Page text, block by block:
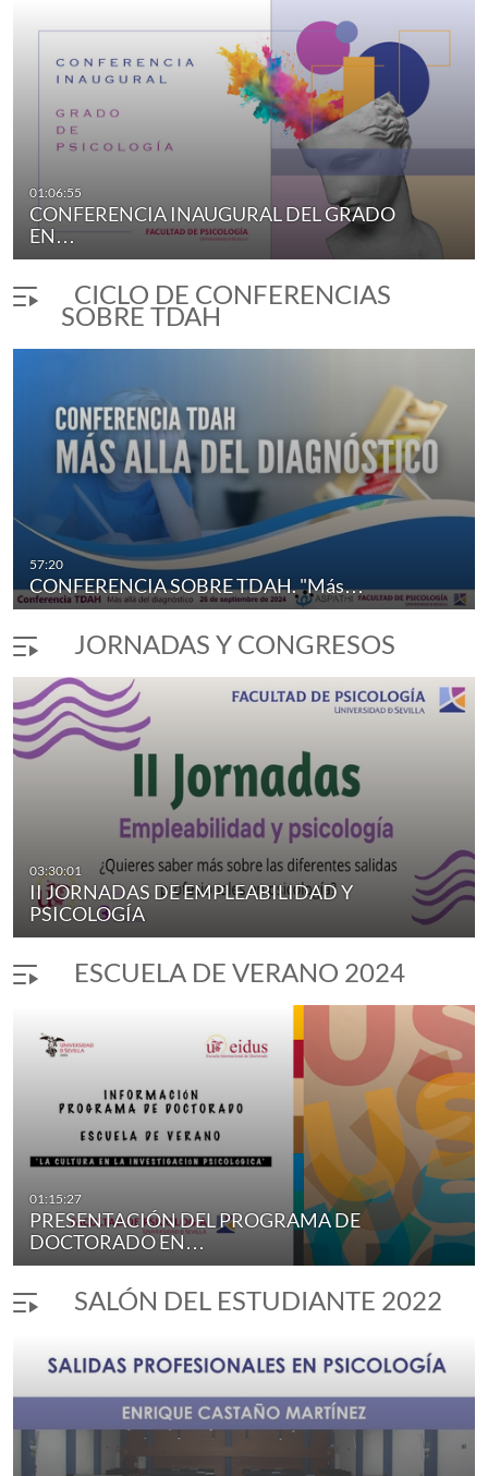
01:06:55
CONFERENCIA INAUGURAL DEL GRADO
EN…
CICLO DE CONFERENCIAS
SOBRE TDAH
57:20
CONFERENCIA SOBRE TDAH. "Más…
JORNADAS Y CONGRESOS
03:30:01
II JORNADAS DE EMPLEABILIDAD Y
PSICOLOGÍA
ESCUELA DE VERANO 2024
01:15:27
PRESENTACIÓN DEL PROGRAMA DE
DOCTORADO EN…
SALÓN DEL ESTUDIANTE 2022